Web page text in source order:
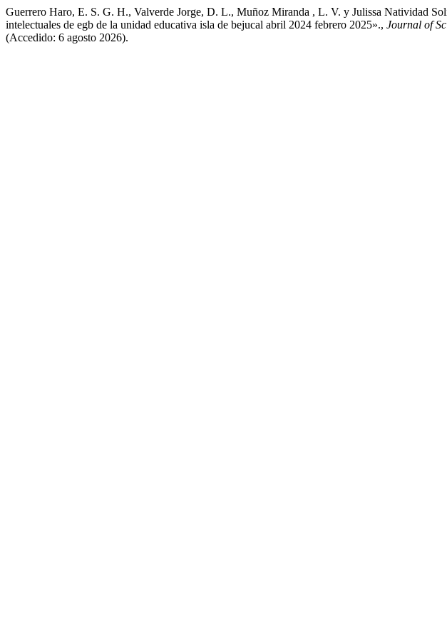
Guerrero Haro, E. S. G. H., Valverde Jorge, D. L., Muñoz Miranda , L. V. y Julissa Natividad
intelectuales de egb de la unidad educativa isla de bejucal abril 2024 febrero 2025»., Journal of
(Accedido: 6 agosto 2026).